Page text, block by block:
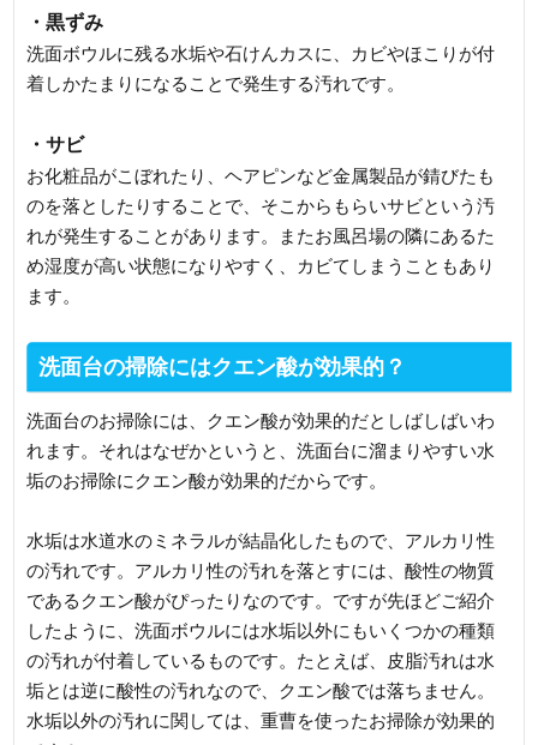
・黒ずみ
洗面ボウルに残る水垢や石けんカスに、カビやほこりが付
着しかたまりになることで発生する汚れです。
・サビ
お化粧品がこぼれたり、ヘアピンなど金属製品が錆びたも
のを落としたりすることで、そこからもらいサビという汚
れが発生することがあります。またお風呂場の隣にあるた
め湿度が高い状態になりやすく、カビてしまうこともあり
ます。
洗面台の掃除にはクエン酸が効果的？
洗面台のお掃除には、クエン酸が効果的だとしばしばいわ
れます。それはなぜかというと、洗面台に溜まりやすい水
垢のお掃除にクエン酸が効果的だからです。
水垢は水道水のミネラルが結晶化したもので、アルカリ性
の汚れです。アルカリ性の汚れを落とすには、酸性の物質
であるクエン酸がぴったりなのです。ですが先ほどご紹介
したように、洗面ボウルには水垢以外にもいくつかの種類
の汚れが付着しているものです。たとえば、皮脂汚れは水
垢とは逆に酸性の汚れなので、クエン酸では落ちません。
水垢以外の汚れに関しては、重曹を使ったお掃除が効果的